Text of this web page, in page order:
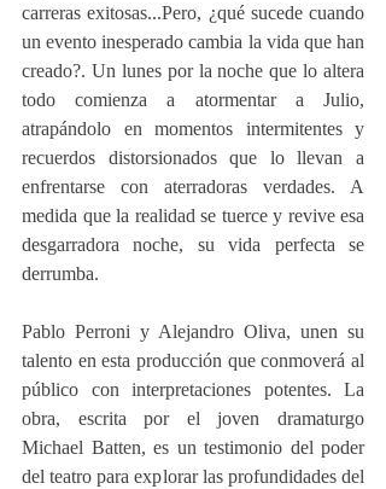
carreras exitosas...Pero, ¿qué sucede cuando
un evento inesperado cambia la vida que han
creado?. Un lunes por la noche que lo altera
todo comienza a atormentar a Julio,
atrapándolo en momentos intermitentes y
recuerdos distorsionados que lo llevan a
enfrentarse con aterradoras verdades. A
medida que la realidad se tuerce y revive esa
desgarradora noche, su vida perfecta se
derrumba.
Pablo Perroni y Alejandro Oliva, unen su
talento en esta producción que conmoverá al
público con interpretaciones potentes. La
obra, escrita por el joven dramaturgo
Michael Batten, es un testimonio del poder
del teatro para explorar las profundidades del